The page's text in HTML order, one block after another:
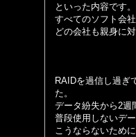
といった内容です
すべてのソフト会
どの会社も親身に
RAIDを過信し過ぎ
た。
データ紛失から2週
普段使用しないデ
こうならないため